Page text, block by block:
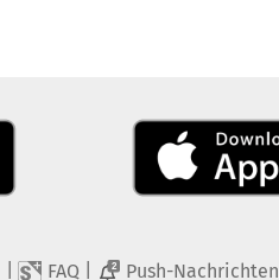
FAQ 2 Push-Nachrichten